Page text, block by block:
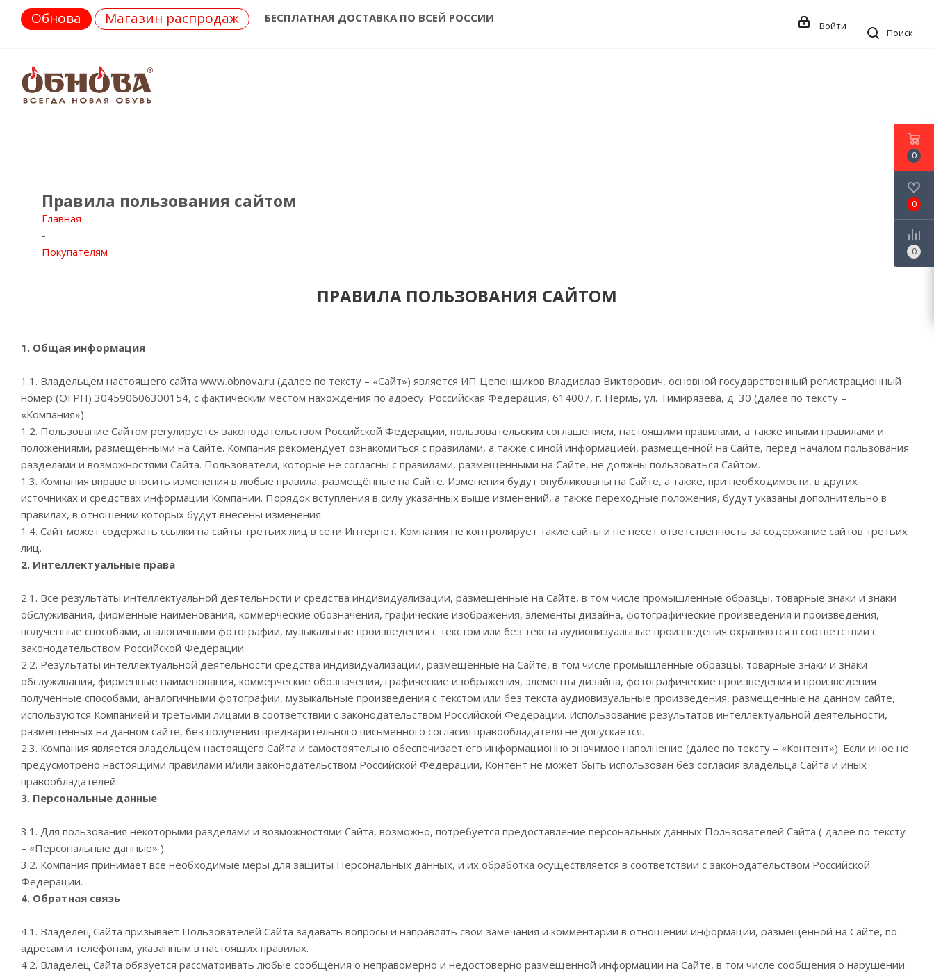
Обнова Магазин распродаж БЕСПЛАТНАЯ ДОСТАВКА ПО ВСЕЙ РОССИИ
Поиск
Войти
Правила пользования сайтом
Главная
-
Покупателям
ПРАВИЛА ПОЛЬЗОВАНИЯ САЙТОМ
1. Общая информация
1.1. Владельцем настоящего сайта www.obnova.ru (далее по тексту – «Сайт») является ИП Цепенщиков Владислав Викторович, основной государственный регистрационный
номер (ОГРН) 304590606300154, с фактическим местом нахождения по адресу: Российская Федерация, 614007, г. Пермь, ул. Тимирязева, д. 30 (далее по тексту –
«Компания»).
1.2. Пользование Сайтом регулируется законодательством Российской Федерации, пользовательским соглашением, настоящими правилами, а также иными правилами и
положениями, размещенными на Сайте. Компания рекомендует ознакомиться с правилами, а также с иной информацией, размещенной на Сайте, перед началом пользования
разделами и возможностями Сайта. Пользователи, которые не согласны с правилами, размещенными на Сайте, не должны пользоваться Сайтом.
1.3. Компания вправе вносить изменения в любые правила, размещённые на Сайте. Изменения будут опубликованы на Сайте, а также, при необходимости, в других
источниках и средствах информации Компании. Порядок вступления в силу указанных выше изменений, а также переходные положения, будут указаны дополнительно в
правилах, в отношении которых будут внесены изменения.
1.4. Сайт может содержать ссылки на сайты третьих лиц в сети Интернет. Компания не контролирует такие сайты и не несет ответственность за содержание сайтов третьих
лиц.
2. Интеллектуальные права
2.1. Все результаты интеллектуальной деятельности и средства индивидуализации, размещенные на Сайте, в том числе промышленные образцы, товарные знаки и знаки
обслуживания, фирменные наименования, коммерческие обозначения, графические изображения, элементы дизайна, фотографические произведения и произведения,
полученные способами, аналогичными фотографии, музыкальные произведения с текстом или без текста аудиовизуальные произведения охраняются в соответствии с
законодательством Российской Федерации.
2.2. Результаты интеллектуальной деятельности средства индивидуализации, размещенные на Сайте, в том числе промышленные образцы, товарные знаки и знаки
обслуживания, фирменные наименования, коммерческие обозначения, графические изображения, элементы дизайна, фотографические произведения и произведения
полученные способами, аналогичными фотографии, музыкальные произведения с текстом или без текста аудиовизуальные произведения, размещенные на данном сайте,
используются Компанией и третьими лицами в соответствии с законодательством Российской Федерации. Использование результатов интеллектуальной деятельности,
размещенных на данном сайте, без получения предварительного письменного согласия правообладателя не допускается.
2.3. Компания является владельцем настоящего Сайта и самостоятельно обеспечивает его информационно значимое наполнение (далее по тексту – «Контент»). Если иное не
предусмотрено настоящими правилами и/или законодательством Российской Федерации, Контент не может быть использован без согласия владельца Сайта и иных
правообладателей.
3. Персональные данные
3.1. Для пользования некоторыми разделами и возможностями Сайта, возможно, потребуется предоставление персональных данных Пользователей Сайта ( далее по тексту
– «Персональные данные» ).
3.2. Компания принимает все необходимые меры для защиты Персональных данных, и их обработка осуществляется в соответствии с законодательством Российской
Федерации.
4. Обратная связь
4.1. Владелец Сайта призывает Пользователей Сайта задавать вопросы и направлять свои замечания и комментарии в отношении информации, размещенной на Сайте, по
адресам и телефонам, указанным в настоящих правилах.
4.2. Владелец Сайта обязуется рассматривать любые сообщения о неправомерно и недостоверно размещенной информации на Сайте, в том числе сообщения о нарушении
0
0
0